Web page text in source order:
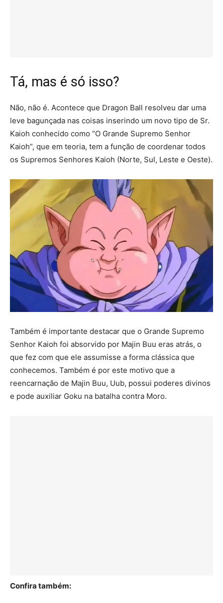
Tá, mas é só isso?
Não, não é. Acontece que Dragon Ball resolveu dar uma
leve bagunçada nas coisas inserindo um novo tipo de Sr.
Kaioh conhecido como “O Grande Supremo Senhor
Kaioh”, que em teoria, tem a função de coordenar todos
os Supremos Senhores Kaioh (Norte, Sul, Leste e Oeste).
Também é importante destacar que o Grande Supremo
Senhor Kaioh foi absorvido por Majin Buu eras atrás, o
que fez com que ele assumisse a forma clássica que
conhecemos. Também é por este motivo que a
reencarnação de Majin Buu, Uub, possui poderes divinos
e pode auxiliar Goku na batalha contra Moro.
Confira também: